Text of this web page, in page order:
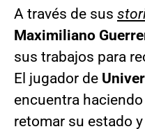
A través de sus
Maximiliano
sus trabajos para
El jugador de
encuentra
retomar su estado